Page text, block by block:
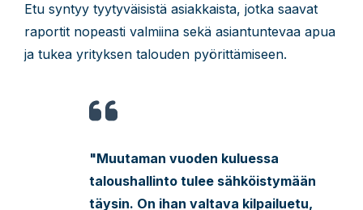
Etu syntyy tyytyväisistä asiakkaista, jotka saavat
raportit nopeasti valmiina sekä asiantuntevaa apua
ja tukea yrityksen talouden pyörittämiseen.
"Muutaman vuoden kuluessa
taloushallinto tulee sähköistymään
täysin. On ihan valtava kilpailuetu,